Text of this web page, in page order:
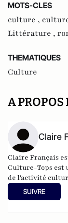
MOTS-CLES
culture ,
Littérature ,
THEMATIQUES
Culture
A PROPOS
Claire
Claire Français
Culture-Tops est
de l'activité
ballets,
Culture-Tops a
SUIVRE